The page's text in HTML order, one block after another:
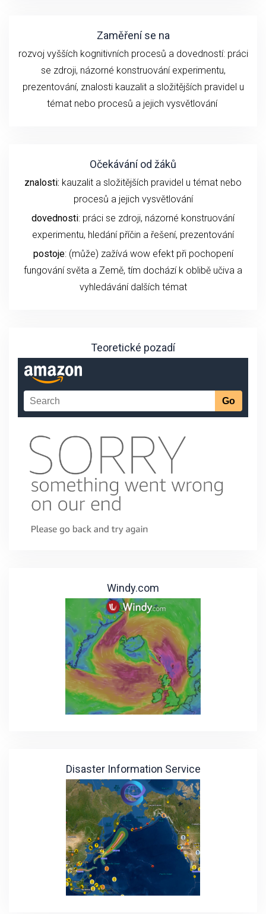
Zaměření se na
rozvoj vyšších kognitivních procesů a dovedností: práci
se zdroji, názorné konstruování experimentu,
prezentování, znalostikauzalit a složitějších pravidel u
témat nebo procesů a jejich vysvětlování
Očekávání od žáků
znalosti: kauzalit a složitějších pravidel u témat nebo
procesů a jejich vysvětlování
dovednosti: práci se zdroji, názorné konstruování
experimentu, hledání příčin a řešení, prezentování
postoje: (může) zažívá wow efekt při pochopení
fungování světa a Země, tím dochází k oblibě učiva a
vyhledávání dalších témat
Teoretické pozadí
Windy.com
Disaster Information Service